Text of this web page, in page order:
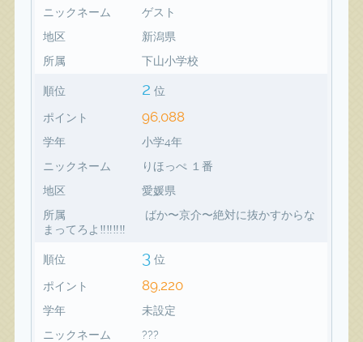
ニックネーム
ゲスト
地区
新潟県
所属
下山小学校
順位 2 位
ポイント 96,088
学年
小学4年
ニックネーム
りほっぺ １番
地区
愛媛県
所属
ばか〜京介〜絶対に抜かすからな
まってろよ‼️‼️‼️‼️
順位 3 位
ポイント 89,220
学年
未設定
ニックネーム
???